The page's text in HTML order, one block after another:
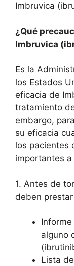
Imbruvica
¿Qué
Imbruvica
Es la
los Estados
eficacia de
tratamiento
embargo,
su eficacia
los pacientes
importantes
1. Antes de
deben
alguno
Lista